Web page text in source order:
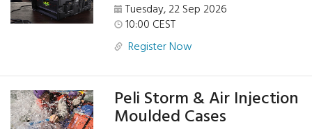
Tuesday, 22 Sep 2026
10:00 CEST
Register Now
Peli Storm & Air Injection
Moulded Cases